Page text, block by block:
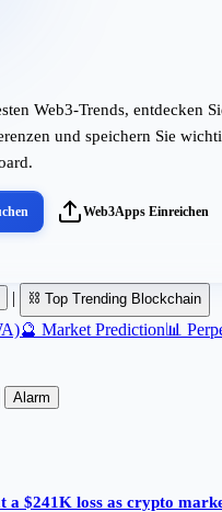
Web3-Trends, entdecken
und speichern Sie
Web3Apps Einreichen
| ⛓️ Top Trending Blockchain
🔮 Market Prediction📊
Alarm
a $241K loss as crypto